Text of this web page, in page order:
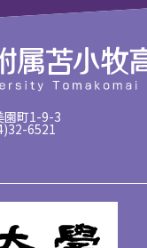
町1-9-3
6521